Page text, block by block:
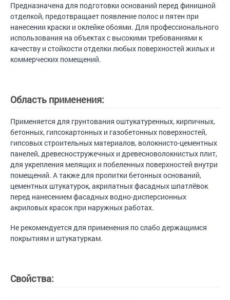
Предназначена для подготовки оснований перед финишной
отделкой, предотвращает появление полос и пятен при
нанесении краски и оклейке обоями. Для профессионального
использования на объектах с высокими требованиями к
качеству и стойкости отделки любых поверхностей жилых и
коммерческих помещений.
Область применения:
Применяется для грунтования оштукатуренных, кирпичных,
бетонных, гипсокартонных и газобетонных поверхностей,
гипсовых строительных материалов, волокнисто-цементных
панелей, древесностружечных и древесноволокнистых плит,
для укрепления мелящих и побеленных поверхностей внутри
помещений. А также для пропитки бетонных оснований,
цементных штукатурок, акрилатных фасадных шпатлёвок
перед нанесением фасадных водно-дисперсионных
акриловых красок при наружных работах.
Не рекомендуется для применения по слабо держащимся
покрытиям и штукатуркам.
Свойства: